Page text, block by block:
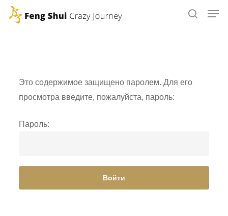
Skip
Это содержимое защищено паролем. Для его
просмотра введите, пожалуйста, пароль:
Пароль: